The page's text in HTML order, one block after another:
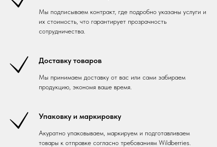
Мы подписываем контракт, где подробно указаны услуги и
их стоимость, что гарантирует прозрачность
сотрудничества.
Доставку товаров
Мы принимаем доставку от вас или сами забираем
продукцию, экономя ваше время.
Упаковку и маркировку
Акуратно упаковываем, маркируем и подготавливаем
товары к отправке согласно требованиям Wildberries.